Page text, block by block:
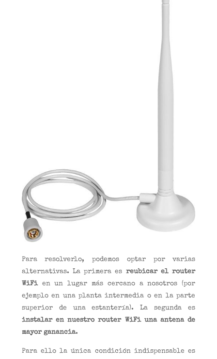
Para resolverlo, podemos optar por varias
alternativas. La primera es reubicar el router
WiFi en un lugar más cercano a nosotros (por
ejemplo en una planta intermedia o en la parte
superior de una estantería). La segunda es
instalar en nuestro router WiFi una antena de
mayor ganancia.
Para ello la única condición indispensable es